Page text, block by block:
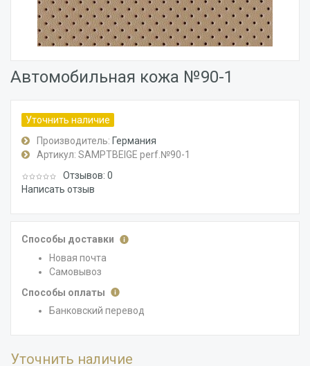
Автомобильная кожа №90-1
Уточнить наличие
Производитель: Германия
Артикул: SAMPTBEIGE perf.№90-1
Отзывов: 0
Написать отзыв
Способы доставки
Новая почта
Самовывоз
Способы оплаты
Банковский перевод
Уточнить наличие